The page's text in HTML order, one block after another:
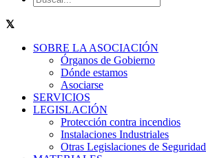
SOBRE LA ASOCIACIÓN
Órganos de Gobierno
Dónde estamos
Asociarse
SERVICIOS
LEGISLACIÓN
Protección contra incendios
Instalaciones Industriales
Otras Legislaciones de Seguridad